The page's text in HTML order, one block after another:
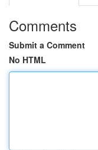
Comments
Submit a Comment
No HTML